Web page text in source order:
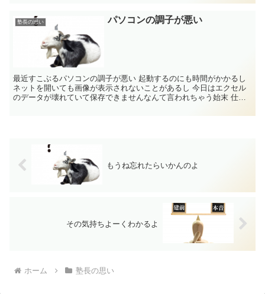
塾長の思い パソコンの調子が悪い
最近すこぶるパソコンの調子が悪い 起動するのにも時間がかかるし
ネットを開いても画像が表示されないことがあるし 今日はエクセル
のデータが壊れていて保存できませんなんて言われちゃう始末 仕方
もうね忘れたらいかんのよ
その気持ちよーくわかるよ
ホーム 塾長の思い